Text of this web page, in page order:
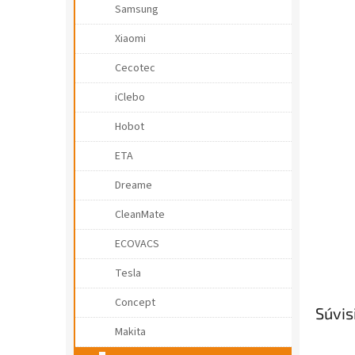
Samsung
Xiaomi
Cecotec
iClebo
Hobot
ETA
Dreame
CleanMate
ECOVACS
Tesla
Concept
Makita